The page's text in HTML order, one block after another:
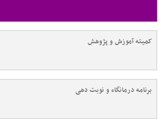
کمیته آموزش و پژوهش
برنامه درمانگاه و نوبت دهی